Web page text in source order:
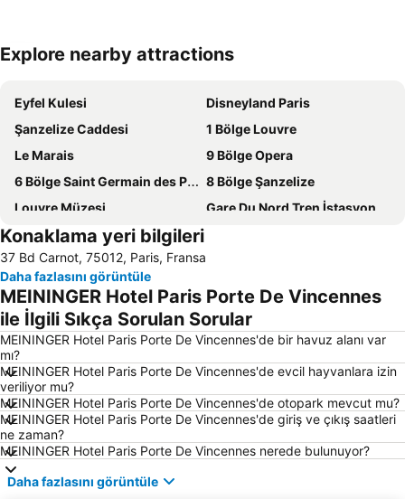
Haritayı genişlet
Explore nearby attractions
Eyfel Kulesi
Disneyland Paris
Şanzelize Caddesi
1 Bölge Louvre
Le Marais
9 Bölge Opera
6 Bölge Saint Germain des Pres
8 Bölge Şanzelize
Louvre Müzesi
Gare Du Nord Tren İstasyonu Paris
7 Bölge Invalides
5 Bölge Latin Meydanı
58 tour eiffel
4 Bölge Hotel de Ville
3 Bölge Temple
Montparnasse
2 Bölge Sentier
11 Bölge Bastille
Palais Garnier Opera National de Paris
15 Bölge Porte de Versailles
Zafer Anıtı Paris
Paris Porte de Versailles Sergi Merkezi
16 Bölge Trocadero
Gare de Lyon Tren İstasyonu
Orly Havaalanı
Montmartre
18 Bölge Montmartre
Konaklama yeri bilgileri
37 Bd Carnot, 75012, Paris, Fransa
Daha fazlasını görüntüle
MEININGER Hotel Paris Porte De Vincennes
ile İlgili Sıkça Sorulan Sorular
MEININGER Hotel Paris Porte De Vincennes'de bir havuz alanı var
mı?
MEININGER Hotel Paris Porte De Vincennes'de evcil hayvanlara izin
veriliyor mu?
MEININGER Hotel Paris Porte De Vincennes'de otopark mevcut mu?
MEININGER Hotel Paris Porte De Vincennes'de giriş ve çıkış saatleri
ne zaman?
MEININGER Hotel Paris Porte De Vincennes nerede bulunuyor?
Daha fazlasını görüntüle